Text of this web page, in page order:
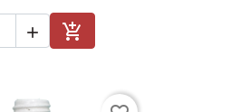
 
Add to cart